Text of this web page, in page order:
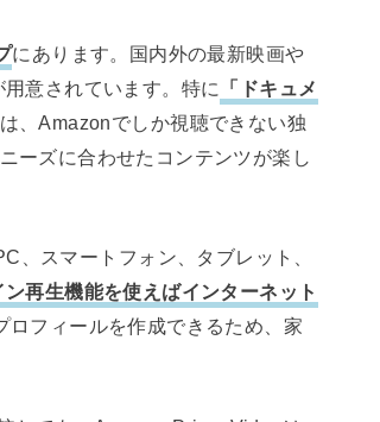
にあります。国内外の最新映画や
意されています。特に
「ドキュメ
、Amazonでしか視聴できない独
ーズに合わせたコンテンツが楽し
、スマートフォン、タブレット、
ン再生機能を使えばインターネット
フィールを作成できるため、家